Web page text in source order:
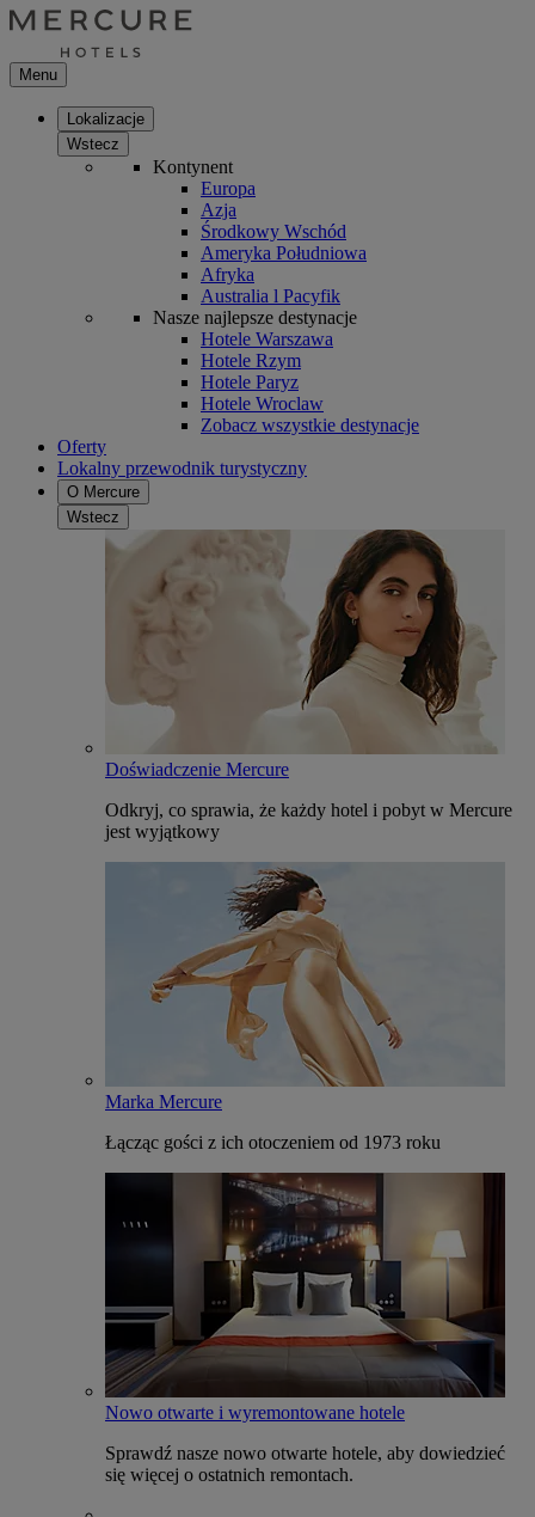
Menu
Lokalizacje
Wstecz
Kontynent
Europa
Azja
Środkowy Wschód
Ameryka Południowa
Afryka
Australia l Pacyfik
Nasze najlepsze destynacje
Hotele Warszawa
Hotele Rzym
Hotele Paryz
Hotele Wroclaw
Zobacz wszystkie destynacje
Oferty
Lokalny przewodnik turystyczny
O Mercure
Wstecz
Doświadczenie Mercure
Odkryj, co sprawia, że każdy hotel i pobyt w Mercure
jest wyjątkowy
Marka Mercure
Łącząc gości z ich otoczeniem od 1973 roku
Nowo otwarte i wyremontowane hotele
Sprawdź nasze nowo otwarte hotele, aby dowiedzieć
się więcej o ostatnich remontach.